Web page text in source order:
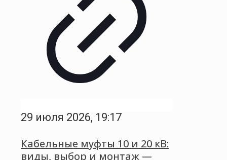
29 июля 2026, 19:17
Кабельные муфты 10 и 20 кВ:
виды, выбор и монтаж —